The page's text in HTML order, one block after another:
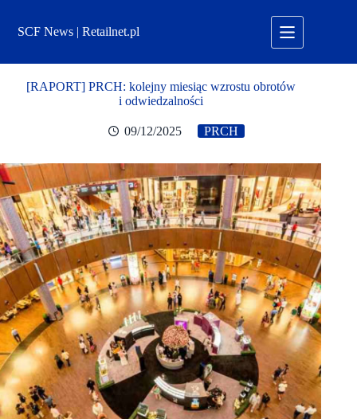
treściSCF News | Retailnet.pl
[RAPORT] PRCH: kolejny miesiąc wzrostu obrotów
i odwiedzalności
09/12/2025 PRCH